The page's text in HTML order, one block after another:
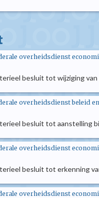
overheidsdienst
besluit tot wijziging
overheidsdienst beleid
besluit tot aanstelling
overheidsdienst
besluit tot erkenning
overheidsdienst